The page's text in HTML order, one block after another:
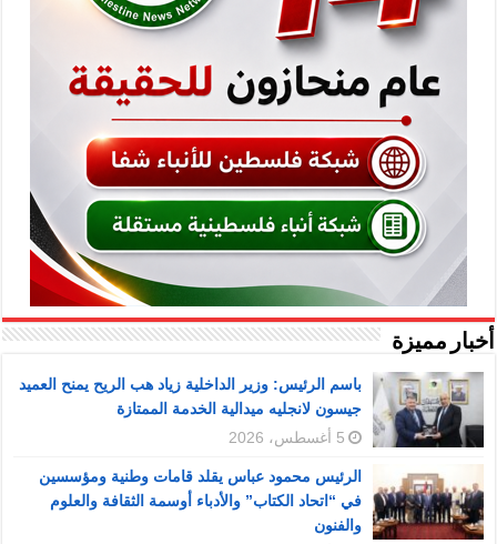
أخبار مميزة
باسم الرئيس: وزير الداخلية زياد هب الريح يمنح العميد
جيسون لانجليه ميدالية الخدمة الممتازة
5 أغسطس، 2026
الرئيس محمود عباس يقلد قامات وطنية ومؤسسين
في “اتحاد الكتاب” والأدباء أوسمة الثقافة والعلوم
والفنون